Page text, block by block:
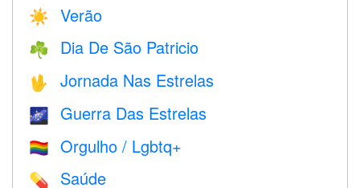
☀️ Verão
☘️ Dia De São Patricio
🖖 Jornada Nas Estrelas
🌌 Guerra Das Estrelas
🏳️‍🌈 Orgulho / Lgbtq+
💊 Saúde